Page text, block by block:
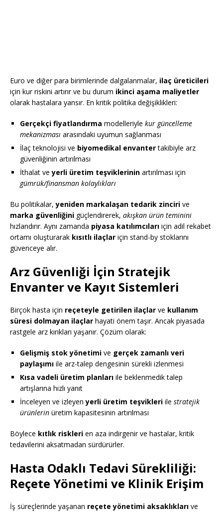
Euro ve diğer para birimlerinde dalgalanmalar, ilaç üreticileri
için kur riskini artırır ve bu durum ikinci aşama maliyetler
olarak hastalara yansır. En kritik politika değişiklikleri:
Gerçekçi fiyatlandırma modelleriyle kur güncelleme
mekanizması arasındaki uyumun sağlanması
İlaç teknolojisi ve biyomedikal envantertakibiyle arz
güvenliğinin artırılması
İthalat veyerli üretim teşviklerinin artırılması için
gümrük/finansman kolaylıkları
Bu politikalar,yeniden markalaşan tedarik zinciri ve
marka güvenliğini güçlendirerek, akışkan ürün teminini
hızlandırır. Aynı zamanda piyasa katılımcıları için adil rekabet
ortamı oluşturarak kısıtlı ilaçlar için stand-by stoklarını
güvenceye alır.
Arz Güvenliği İçin Stratejik
Envanter ve Kayıt Sistemleri
Birçok hasta için reçeteyle getirilen ilaçlar ve kullanım
süresi dolmayan ilaçlar hayati önem taşır. Ancak piyasada
rastgele arz kırıkları yaşanır. Çözüm olarak:
Gelişmiş stok yönetimi ve gerçek zamanlı veri
paylaşımı ile arz-talep dengesinin sürekli izlenmesi
Kısa vadeli üretim planları ile beklenmedik talep
artışlarına hızlı yanıt
İnceleyen ve izleyenyerli üretim teşvikleri ile stratejik
ürünlerin üretim kapasitesinin artırılması
Böylece kıtlık riskleri en aza indirgenir ve hastalar, kritik
tedavilerini aksatmadan sürdürürler.
Hasta Odaklı Tedavi Sürekliliği:
Reçete Yönetimi ve Klinik Erişim
İş süreçlerinde yaşanan reçete yönetimi aksaklıkları ve